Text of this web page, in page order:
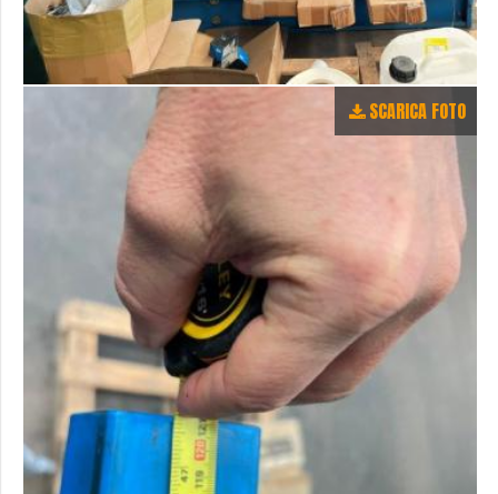
SCARICA FOTO